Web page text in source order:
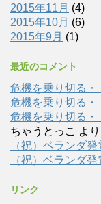
2015年11月 (4)
2015年10月 (6)
2015年9月 (1)
最近のコメント
危機を乗り切る
危機を乗り切る
危機を乗り切る
ちゃうとっこ より
（祝）ベランダ
（祝）ベランダ
リンク